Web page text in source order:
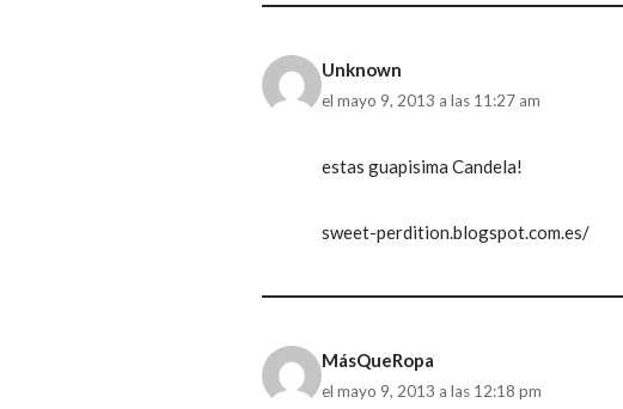
Unknown
el mayo 9, 2013 a las 11:27 am
estas guapisima Candela!
sweet-perdition.blogspot.com.es/
MásQueRopa
el mayo 9, 2013 a las 12:18 pm